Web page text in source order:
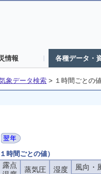
情報 各種データ・
象データ検索 > １時間ごとの
間ごとの値）
露点
蒸気圧
湿度
風向・